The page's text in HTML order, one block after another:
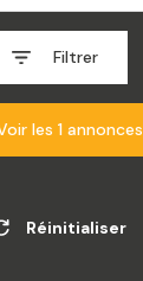
Filtrer
les 1annonces
Réinitialiser